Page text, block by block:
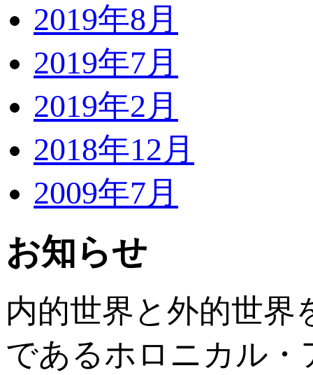
2019年8月
2019年7月
2019年2月
2018年12月
2009年7月
お知らせ
内的世界と外的世界
であるホロニカル